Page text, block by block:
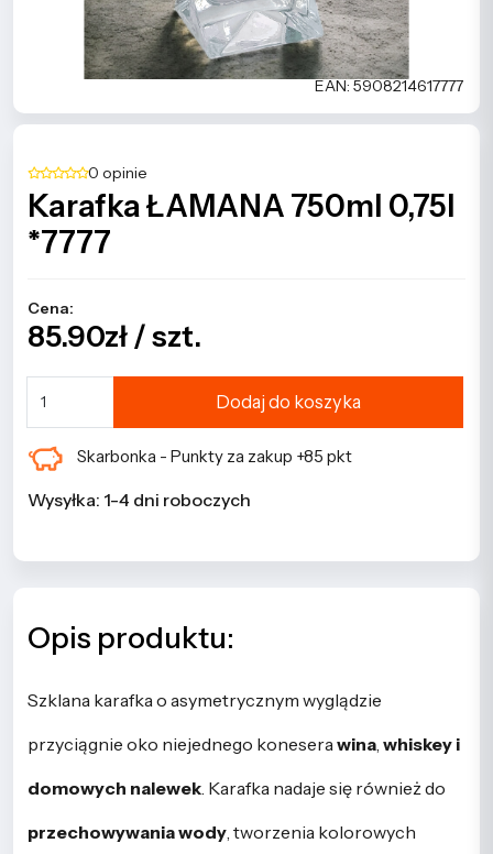
EAN: 5908214617777
0 opinie
Karafka ŁAMANA 750ml 0,75l
*7777
Cena:
85.90zł / szt.
Dodaj do koszyka
Skarbonka - Punkty za zakup +85 pkt
Wysyłka: 1-4 dni roboczych
Opis produktu:
Szklana karafka o asymetrycznym wyglądzie
przyciągnie oko niejednego koneserawina, whiskey i
domowych nalewek. Karafka nadaje się również do
przechowywania wody, tworzenia kolorowych